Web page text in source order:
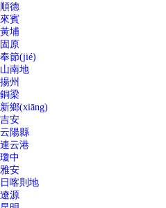
順德
來賓
黃埔
固原
奉節(jié)
山南地
揚州
銅梁
新鄉(xiāng)
吉安
云陽縣
連云港
瓊中
雅安
日喀則地
遼源